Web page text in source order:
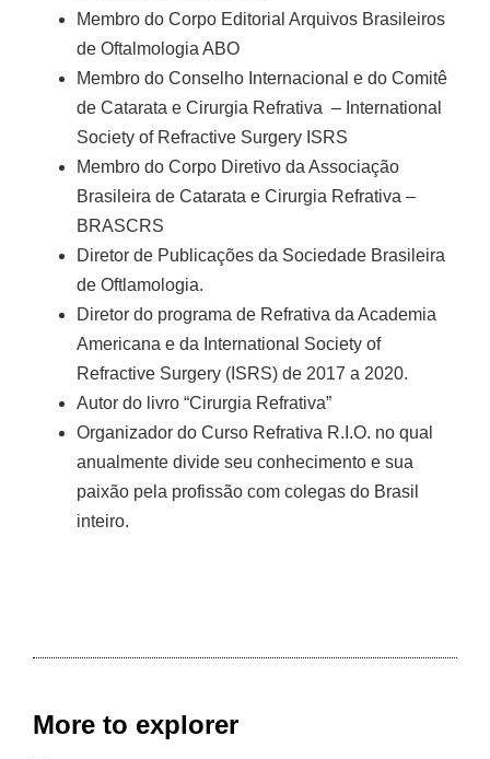
Membro do Corpo Editorial Arquivos Brasileiros
de Oftalmologia ABO
Membro do Conselho Internacional e do Comitê
de Catarata e Cirurgia Refrativa – International
Society of Refractive Surgery ISRS
Membro do Corpo Diretivo da Associação
Brasileira de Catarata e Cirurgia Refrativa –
BRASCRS
Diretor de Publicações da Sociedade Brasileira
de Oftlamologia.
Diretor do programa de Refrativa da Academia
Americana e da International Society of
Refractive Surgery (ISRS) de 2017 a 2020.
Autor do livro “Cirurgia Refrativa”
Organizador do Curso Refrativa R.I.O. no qual
anualmente divide seu conhecimento e sua
paixão pela profissão com colegas do Brasil
inteiro.
More to explorer